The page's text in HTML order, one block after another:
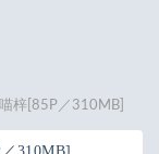
梓[85P／310MB]